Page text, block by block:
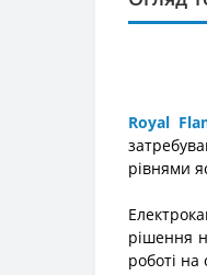
Royal
рівнями
рішення
роботі